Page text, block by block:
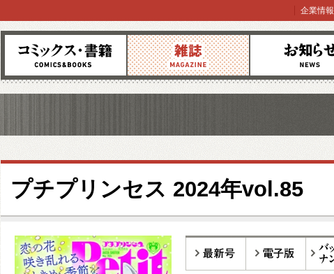
コミックス 雑誌 お知らせ
企業情報
プチプリンセス 2024年vol.85